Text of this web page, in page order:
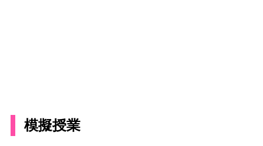
模擬授業